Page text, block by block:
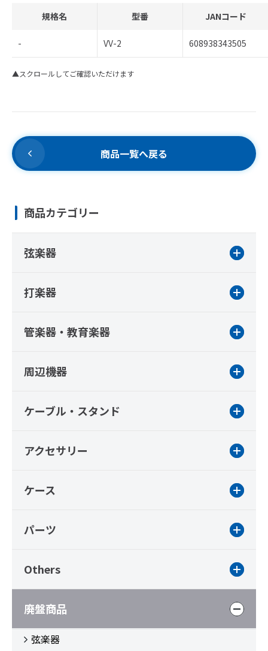
規格名 型番 JANコード
- VV-2 608938343505
▲スクロールしてご確認いただけます
商品一覧へ戻る
商品カテゴリー
弦楽器
打楽器
管楽器・教育楽器
周辺機器
ケーブル・スタンド
アクセサリー
ケース
パーツ
Others
廃盤商品
弦楽器